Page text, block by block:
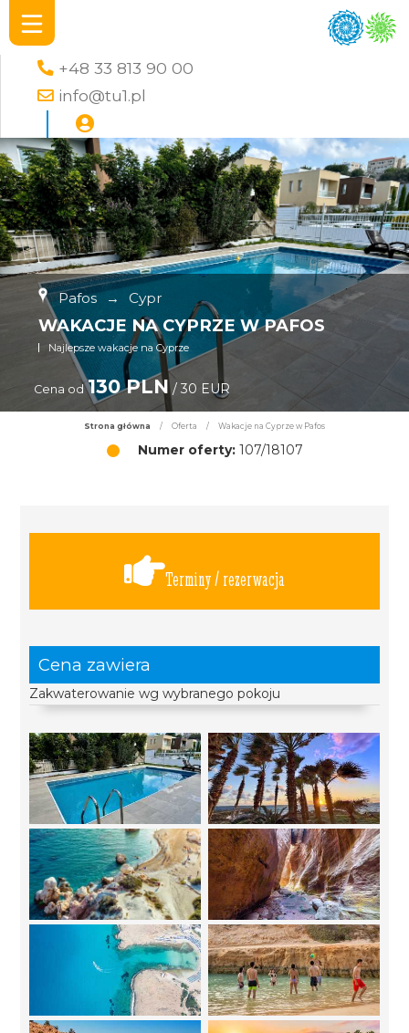
+48 33 813 90 00
info@tu1.pl
Pafos → Cypr
WAKACJE NA CYPRZE W PAFOS
Najlepsze wakacje na Cyprze
Cena od 130 PLN/ 30 EUR
Strona główna / Oferta / Wakacje na Cyprze w Pafos
Numer oferty:107/18107
Terminy / rezerwacja
Cena zawiera
Zakwaterowanie wg wybranego pokoju